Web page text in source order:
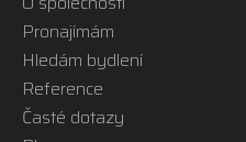
Pronajímám
Hledám bydlení
Reference
Časté dotazy